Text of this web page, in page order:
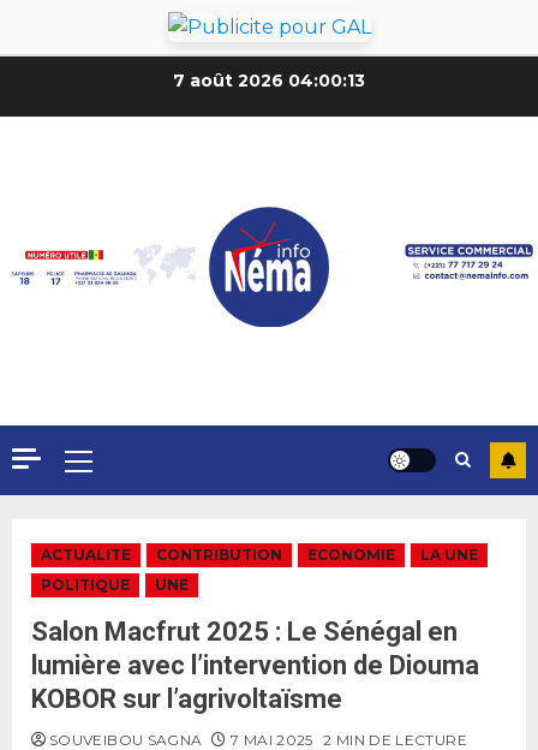
7 août 2026 04:00:15
ACTUALITE CONTRIBUTION ECONOMIE
LA UNE
POLITIQUE
UNE
Salon Macfrut 2025 : Le Sénégal en
lumière avec l’intervention de Diouma
KOBOR sur l’agrivoltaïsme
SOUVEIBOU SAGNA 7 MAI 2025 2 MIN DE LECTURE